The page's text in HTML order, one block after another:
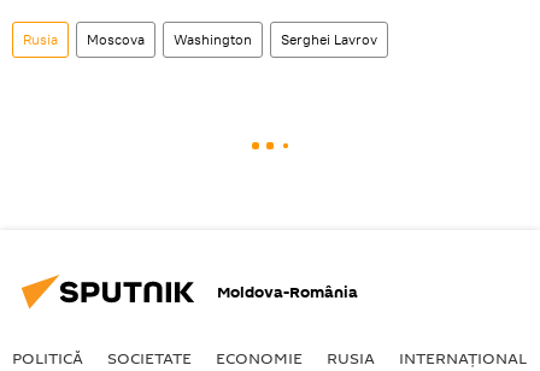
Rusia Moscova Washington Serghei Lavrov
Moldova-România
POLITICĂ SOCIETATE ECONOMIE RUSIA INTERNAŢIONAL